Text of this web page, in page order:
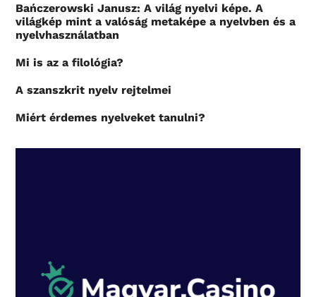
Bańczerowski Janusz: A világ nyelvi képe. A
világkép mint a valóság metaképe a nyelvben és a
nyelvhasználatban
Mi is az a filológia?
A szanszkrit nyelv rejtelmei
Miért érdemes nyelveket tanulni?